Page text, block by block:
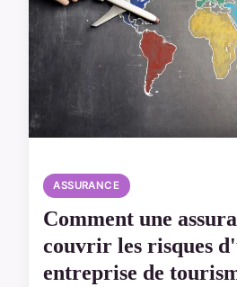
ASSURANCE
Comment une
couvrir les risques
entreprise de